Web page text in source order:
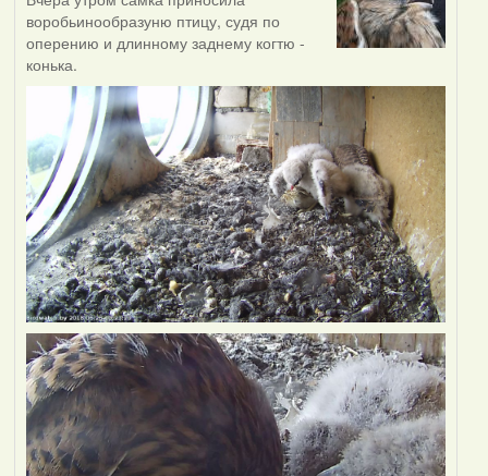
воробьинообразуню птицу, судя по
оперению и длинному заднему когтю -
конька.